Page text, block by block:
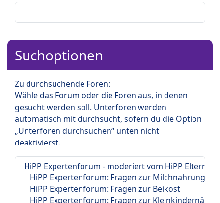
Suchoptionen
Zu durchsuchende Foren:
Wähle das Forum oder die Foren aus, in denen
gesucht werden soll. Unterforen werden
automatisch mit durchsucht, sofern du die Option
„Unterforen durchsuchen“ unten nicht
deaktivierst.